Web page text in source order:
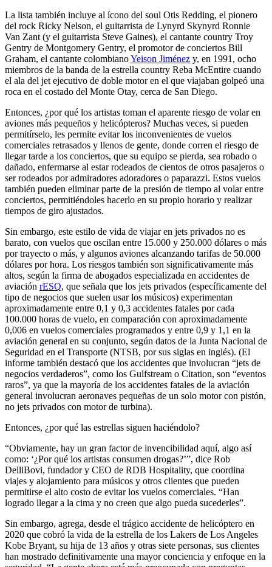
La lista también incluye al ícono del soul Otis Redding, el pionero
del rock Ricky Nelson, el guitarrista de Lynyrd Skynyrd Ronnie
Van Zant (y el guitarrista Steve Gaines), el cantante country Troy
Gentry de Montgomery Gentry, el promotor de conciertos Bill
Graham, el cantante colombianoYeison Jiménez y, en 1991, ocho
miembros de la banda de la estrella country Reba McEntire cuando
el ala del jet ejecutivo de doble motor en el que viajaban golpeó una
roca en el costado del Monte Otay, cerca de San Diego.
Entonces, ¿por qué los artistas toman el aparente riesgo de volar en
aviones más pequeños y helicópteros? Muchas veces, si pueden
permitírselo, les permite evitar los inconvenientes de vuelos
comerciales retrasados y llenos de gente, donde corren el riesgo de
llegar tarde a los conciertos, que su equipo se pierda, sea robado o
dañado, enfermarse al estar rodeados de cientos de otros pasajeros o
ser rodeados por admiradores adoradores o paparazzi. Estos vuelos
también pueden eliminar parte de la presión de tiempo al volar entre
conciertos, permitiéndoles hacerlo en su propio horario y realizar
tiempos de giro ajustados.
Sin embargo, este estilo de vida de viajar en jets privados no es
barato, con vuelos que oscilan entre 15.000 y 250.000 dólares o más
por trayecto o más, y algunos aviones alcanzando tarifas de 50.000
dólares por hora. Los riesgos también son significativamente más
altos, según la firma de abogados especializada en accidentes de
aviación rESQ, que señala que los jets privados (específicamente del
tipo de negocios que suelen usar los músicos) experimentan
aproximadamente entre 0,1 y 0,3 accidentes fatales por cada
100.000 horas de vuelo, en comparación con aproximadamente
0,006 en vuelos comerciales programados y entre 0,9 y 1,1 en la
aviación general en su conjunto, según datos de la Junta Nacional de
Seguridad en el Transporte (NTSB, por sus siglas en inglés). (El
informe también destacó que los accidentes que involucran “jets de
negocios verdaderos”, como los Gulfstream o Citation, son “eventos
raros”, ya que la mayoría de los accidentes fatales de la aviación
general involucran aeronaves pequeñas de un solo motor con pistón,
no jets privados con motor de turbina).
Entonces, ¿por qué las estrellas siguen haciéndolo?
“Obviamente, hay un gran factor de invencibilidad aquí, algo así
como: ‘¿Por qué los artistas consumen drogas?’”, dice Rob
DelliBovi, fundador y CEO de RDB Hospitality, que coordina
viajes y alojamiento para músicos y otros clientes que pueden
permitirse el alto costo de evitar los vuelos comerciales. “Han
logrado llegar a la cima y no creen que algo pueda sucederles”.
Sin embargo, agrega, desde el trágico accidente de helicóptero en
2020 que cobró la vida de la estrella de los Lakers de Los Angeles
Kobe Bryant, su hija de 13 años y otras siete personas, sus clientes
han mostrado definitivamente una mayor conciencia y enfoque en la